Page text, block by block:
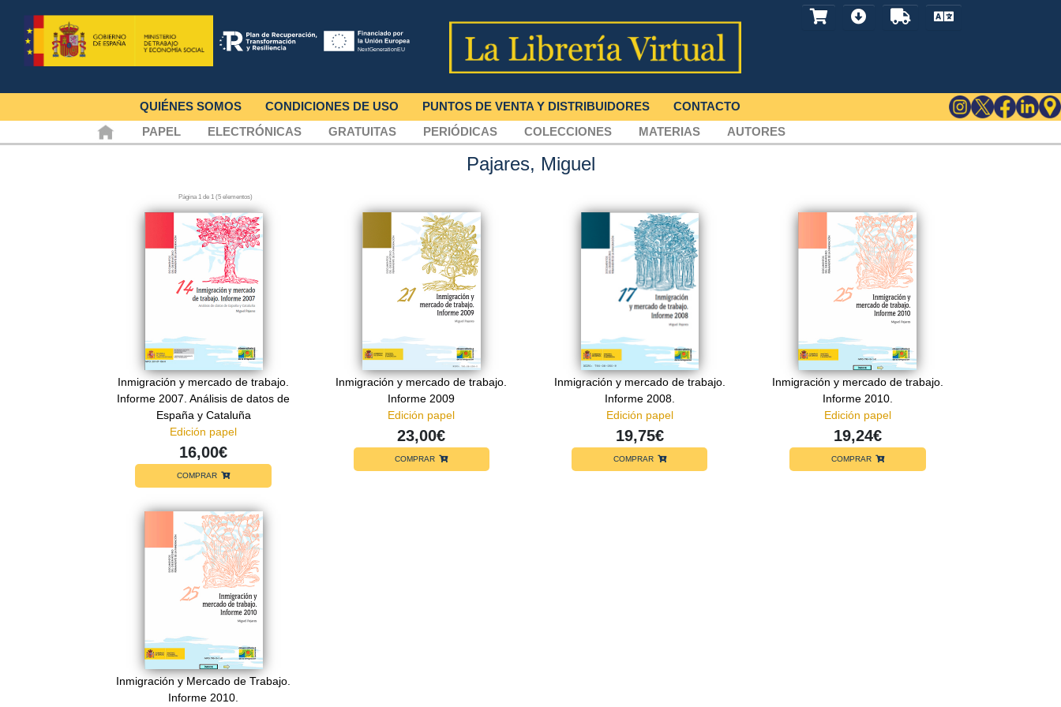
QUIÉNES SOMOS CONDICIONES DE USO PUNTOS DE VENTA Y DISTRIBUIDORES
CONTACTO
PAPEL
ELECTRÓNICAS GRATUITAS PERIÓDICAS COLECCIONES MATERIAS AUTORES
Pajares, Miguel
Página 1 de 1 (5 elementos)
Inmigración y mercado de trabajo.
Informe 2007. Análisis de datos de
España y Cataluña
Edición papel
16,00€
COMPRAR
Inmigración y mercado de trabajo.
Informe 2009
Edición papel
23,00€
COMPRAR
Inmigración y mercado de trabajo.
Informe 2008.
Edición papel
19,75€
COMPRAR
Inmigración y mercado de trabajo.
Informe 2010.
Edición papel
19,24€
COMPRAR
Inmigración y Mercado de Trabajo.
Informe 2010.